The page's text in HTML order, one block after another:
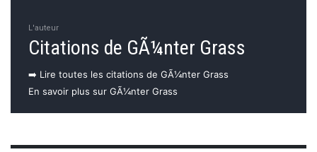
L'auteur
Citations de GÃ¼nter Grass
➡️ Lire toutes les citations de GÃ¼nter Grass
En savoir plus sur GÃ¼nter Grass